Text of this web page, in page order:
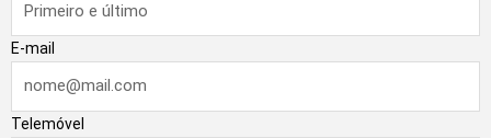
o
k
i
n
r
a
p
p
E-mail
Telemóvel